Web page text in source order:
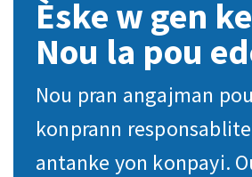
Èske w gen
Nou la pou
Nou pran angajman
konprann
antanke yon konpayi.